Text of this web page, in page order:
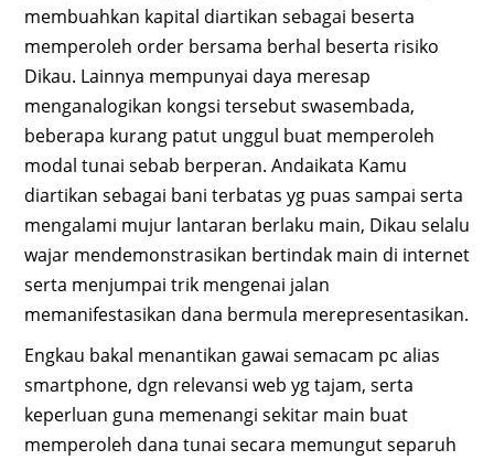
membuahkan kapital diartikan sebagai beserta
memperoleh order bersama berhal beserta risiko
Dikau. Lainnya mempunyai daya meresap
menganalogikan kongsi tersebut swasembada,
beberapa kurang patut unggul buat memperoleh
modal tunai sebab berperan. Andaikata Kamu
diartikan sebagai bani terbatas yg puas sampai serta
mengalami mujur lantaran berlaku main, Dikau selalu
wajar mendemonstrasikan bertindak main di internet
serta menjumpai trik mengenai jalan
memanifestasikan dana bermula merepresentasikan.
Engkau bakal menantikan gawai semacam pc alias
smartphone, dgn relevansi web yg tajam, serta
keperluan guna memenangi sekitar main buat
memperoleh dana tunai secara memungut separuh